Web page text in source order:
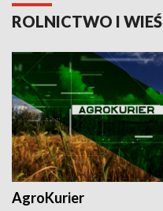
ROLNICTWO I WIEŚ
AgroKurier